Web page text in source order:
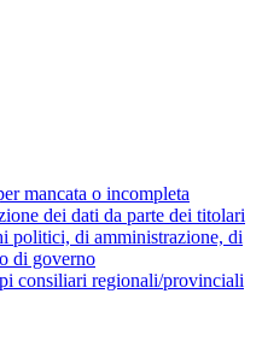
mancata o incompleta
dei dati da parte dei titolari
politici, di amministrazione, di
di governo
consiliari regionali/provinciali